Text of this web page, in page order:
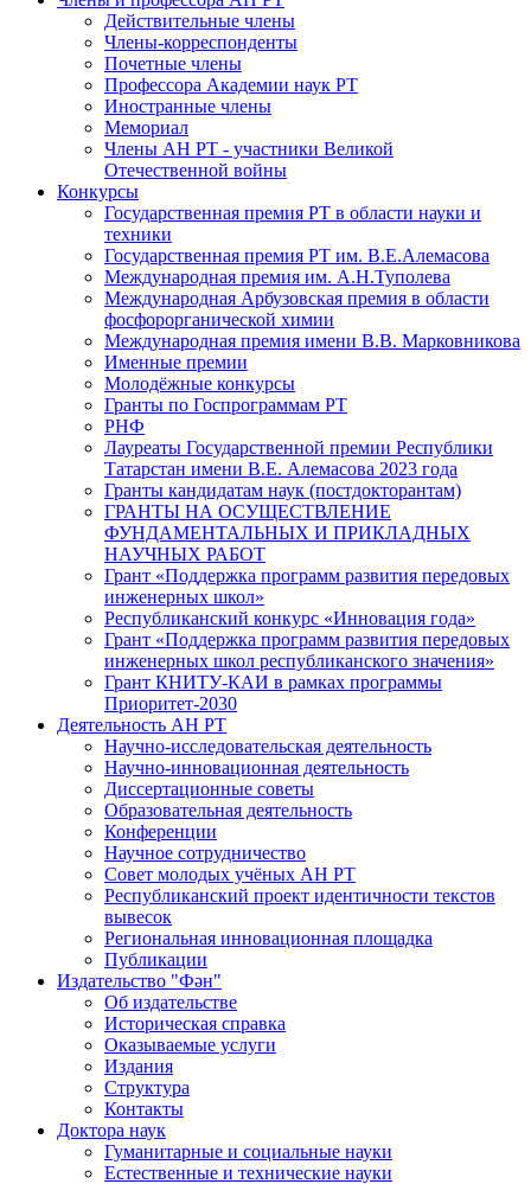
Действительные члены
Члены-корреспонденты
Почетные члены
Профессора Академии наук РТ
Иностранные члены
Мемориал
Члены АН РТ - участники Великой
Отечественной войны
Конкурсы
Государственная премия РТ в области науки и
техники
Государственная премия РТ им. В.Е.Алемасова
Международная премия им. А.Н.Туполева
Международная Арбузовская премия в области
фосфорорганической химии
Международная премия имени В.В. Марковникова
Именные премии
Молодёжные конкурсы
Гранты по Госпрограммам РТ
РНФ
Лауреаты Государственной премии Республики
Татарстан имени В.Е. Алемасова 2023 года
Гранты кандидатам наук (постдокторантам)
ГРАНТЫ НА ОСУЩЕСТВЛЕНИЕ
ФУНДАМЕНТАЛЬНЫХ И ПРИКЛАДНЫХ
НАУЧНЫХ РАБОТ
Грант «Поддержка программ развития передовых
инженерных школ»
Республиканский конкурс «Инновация года»
Грант «Поддержка программ развития передовых
инженерных школ республиканского значения»
Грант КНИТУ-КАИ в рамках программы
Приоритет-2030
Деятельность АН РТ
Научно-исследовательская деятельность
Научно-инновационная деятельность
Диссертационные советы
Образовательная деятельность
Конференции
Научное сотрудничество
Совет молодых учёных АН РТ
Республиканский проект идентичности текстов
вывесок
Региональная инновационная площадка
Публикации
Издательство "Фән"
Об издательстве
Историческая справка
Оказываемые услуги
Издания
Структура
Контакты
Доктора наук
Гуманитарные и социальные науки
Естественные и технические науки